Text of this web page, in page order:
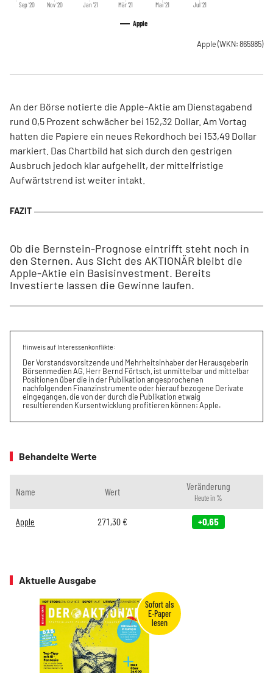
Apple
Sep '20 Nov '20 Jan '21 Mär '21 Mai '21 Jul '21
Apple (WKN: 865985)
An der Börse notierte die Apple-Aktie am Dienstagabend
rund 0,5 Prozent schwächer bei 152,32 Dollar. Am Vortag
hatten die Papiere ein neues Rekordhoch bei 153,49 Dollar
markiert. Das Chartbild hat sich durch den gestrigen
Ausbruch jedoch klar aufgehellt, der mittelfristige
Aufwärtstrend ist weiter intakt.
Ob die Bernstein-Prognose eintrifft steht noch in
den Sternen. Aus Sicht des AKTIONÄR bleibt die
Apple-Aktie ein Basisinvestment. Bereits
Investierte lassen die Gewinne laufen.
Hinweis auf Interessenkonflikte:
Der Vorstandsvorsitzende und Mehrheitsinhaber der Herausgeberin
Börsenmedien AG, Herr Bernd Förtsch, ist unmittelbar und mittelbar
Positionen über die in der Publikation angesprochenen
nachfolgenden Finanzinstrumente oder hierauf bezogene Derivate
eingegangen, die von der durch die Publikation etwaig
resultierenden Kursentwicklung profitieren können: Apple.
Behandelte Werte
Name Wert Veränderung
Heute in %
Apple 271,30 € +0,65
Aktuelle Ausgabe